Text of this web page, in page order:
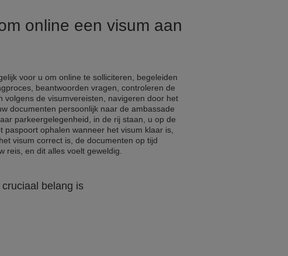
online een visum aan
voor u om online te solliciteren, begeleiden
beantwoorden vragen, controleren de
volgens de visumvereisten, navigeren door het
documenten persoonlijk naar de ambassade
parkeergelegenheid, in de rij staan, u op de
paspoort ophalen wanneer het visum klaar is,
visum correct is, de documenten op tijd
reis, en dit alles voelt geweldig.
belang is